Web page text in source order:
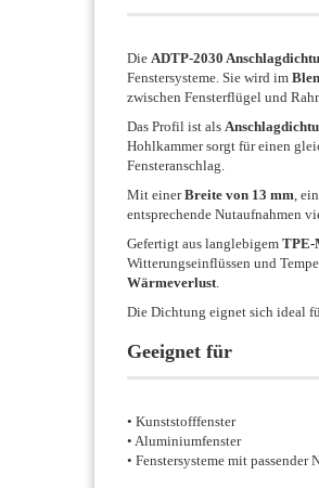
Die ADTP-2030
Fenstersysteme. Sie wird im
zwischen Fensterflügel und
Das Profil ist als
Hohlkammer sorgt für einen
Fensteranschlag.
Mit einerBreite von 13 mm,
entsprechende Nutaufnahmen
Gefertigt aus langlebigem
Witterungseinflüssen und
Wärmeverlust.
Die Dichtung eignet sich ideal
Geeignet für
• Kunststofffenster
• Aluminiumfenster
• Fenstersysteme mit passender